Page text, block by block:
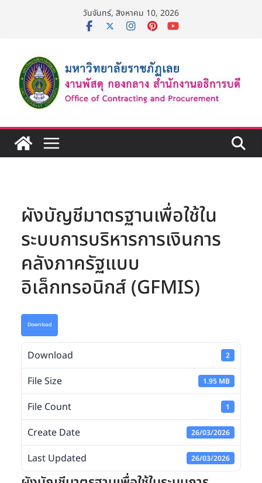
วันจันทร์, สิงหาคม 10, 2026
ผังบัญชีมาตรฐานเพื่อใช้ใน
ระบบการบริหารการเงินการ
คลังภาครัฐแบบ
อิเล็กทรอนิกส์ (GFMIS)
Download
Download 2
File Size 1.95 MB
File Count 1
Create Date 26/03/2026
Last Updated 26/03/2026